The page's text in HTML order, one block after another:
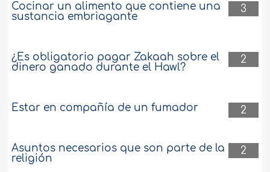
3
Cocinar un alimento que contiene una
sustancia embriagante
2
¿Es obligatorio pagar Zakaah sobre el
dinero ganado durante el Hawl?
2
Estar en compañía de un fumador
2
Asuntos necesarios que son parte de la
religión